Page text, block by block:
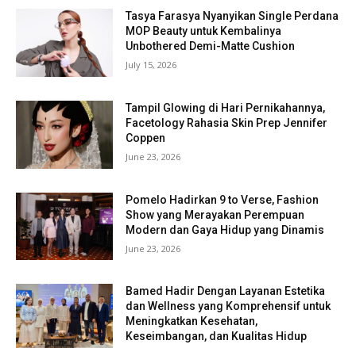
Tasya Farasya Nyanyikan Single Perdana
MOP Beauty untuk Kembalinya
Unbothered Demi-Matte Cushion
July 15, 2026
Tampil Glowing di Hari Pernikahannya,
Facetology Rahasia Skin Prep Jennifer
Coppen
June 23, 2026
Pomelo Hadirkan 9 to Verse, Fashion
Show yang Merayakan Perempuan
Modern dan Gaya Hidup yang Dinamis
June 23, 2026
Bamed Hadir Dengan Layanan Estetika
dan Wellness yang Komprehensif untuk
Meningkatkan Kesehatan,
Keseimbangan, dan Kualitas Hidup